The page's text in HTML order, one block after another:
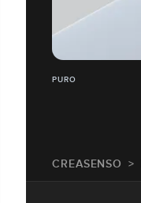
PURO
CREASENSO